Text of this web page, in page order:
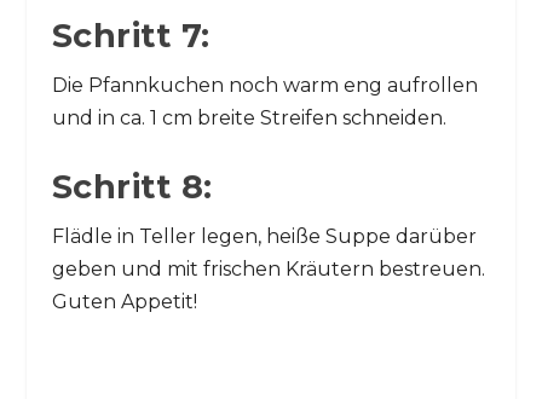
Schritt 7:
Die Pfannkuchen noch warm eng aufrollen
und in ca. 1 cm breite Streifen schneiden.
Schritt 8:
Flädle in Teller legen, heiße Suppe darüber
geben und mit frischen Kräutern bestreuen.
Guten Appetit!